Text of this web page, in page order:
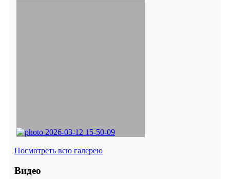
Посмотреть всю галерею
Видео